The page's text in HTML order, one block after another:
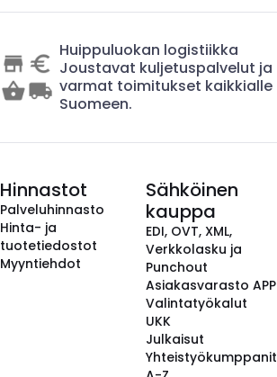
Huippuluokan logistiikka
Joustavat kuljetuspalvelut ja
varmat toimitukset kaikkialle
Suomeen.
Hinnastot
Palveluhinnasto
Hinta- ja
tuotetiedostot
Myyntiehdot
Sähköinen
kauppa
EDI, OVT, XML,
Verkkolasku ja
Punchout
Asiakasvarasto APP
Valintatyökalut
UKK
Julkaisut
Yhteistyökumppanit